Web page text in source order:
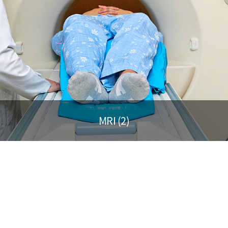
MRI (2)